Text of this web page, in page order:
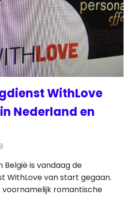
WithLove
Nederland en
België is vandaag de
WithLove van start gegaan.
voornamelijk romantische